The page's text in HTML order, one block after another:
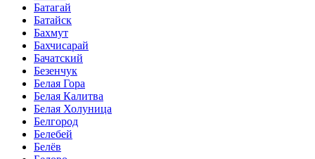
Батагай
Батайск
Бахмут
Бахчисарай
Бачатский
Безенчук
Белая Гора
Белая Калитва
Белая Холуница
Белгород
Белебей
Белёв